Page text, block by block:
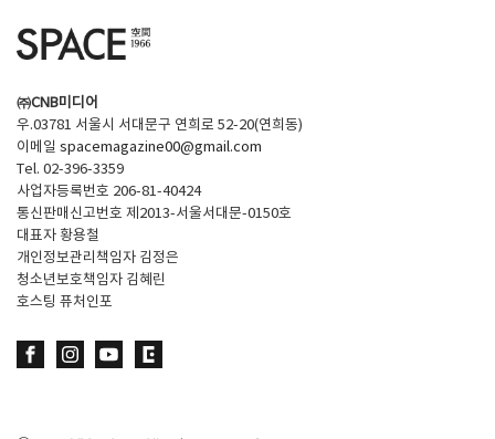
㈜CNB미디어
우.03781 서울시 서대문구 연희로 52-20(연희동)
이메일 spacemagazine00@gmail.com
Tel. 02-396-3359
사업자등록번호 206-81-40424
통신판매신고번호 제2013-서울서대문-0150호
대표자 황용철
개인정보관리책임자 김정은
청소년보호책임자 김혜린
호스팅 퓨처인포